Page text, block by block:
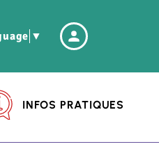
▼
Header
INFOS PRATIQUES